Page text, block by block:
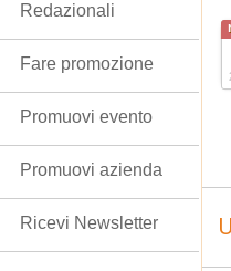
Redazionali
Fare promozione
Promuovi evento
Promuovi azienda
Ricevi Newsletter